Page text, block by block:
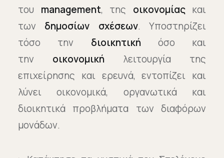
του management, της οικονομίαςκαι
των δημοσίων σχέσεων. Υποστηρίζει
τόσο την διοικητική όσο και
την οικονομική λειτουργία της
επιχείρησης και ερευνά, εντοπίζει και
λύνει οικονομικά, οργανωτικά και
διοικητικά προβλήματα των διαφόρων
μονάδων.